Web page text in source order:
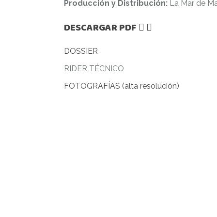
Producción y Distribución: La Mar de
DESCARGAR PDF
DOSSIER
RIDER TÉCNICO
FOTOGRAFÍAS (alta resolución)